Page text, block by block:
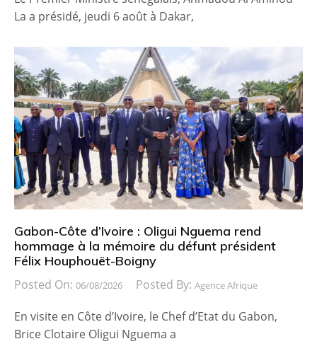
La a présidé, jeudi 6 août à Dakar,
Gabon-Côte d’Ivoire : Oligui Nguema rend
hommage à la mémoire du défunt président
Félix Houphouët-Boigny
Posted On: 06/08/2026 Posted By: Agence Afrique
En visite en Côte d’Ivoire, le Chef d’Etat du Gabon,
Brice Clotaire Oligui Nguema a